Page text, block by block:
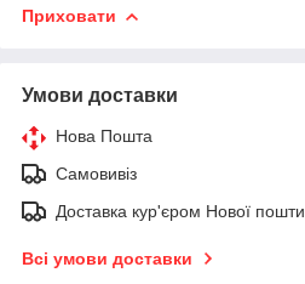
Приховати
Умови доставки
Нова Пошта
Самовивіз
Доставка кур'єром Нової пошти
Всі умови доставки